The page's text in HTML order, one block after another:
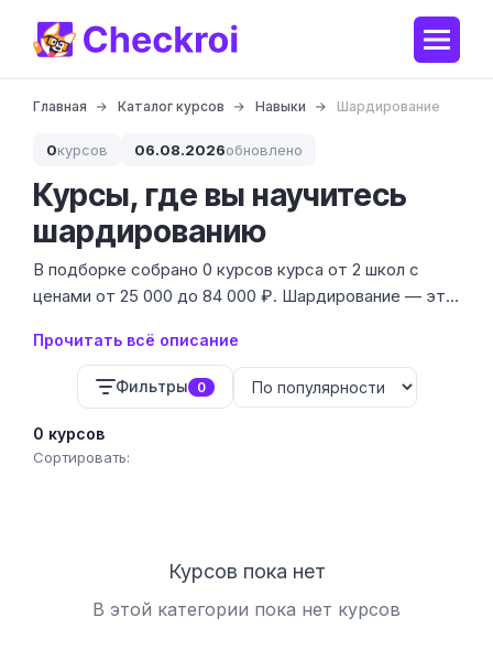
Главная Каталог курсов Навыки Шардирование
0курсов 06.08.2026обновлено
Курсы, где вы научитесь
шардированию
В подборке собрано 0 курсов курса от 2 школ с
ценами от 25 000 до 84 000 ₽. Шардирование — это
высоконагруженными системами, когда данных
становится слишком много для одного сервера.
Прочитать всё описание
Фильтры 0
0 курсов
Сортировать:
Курсов пока нет
В этой категории пока нет курсов